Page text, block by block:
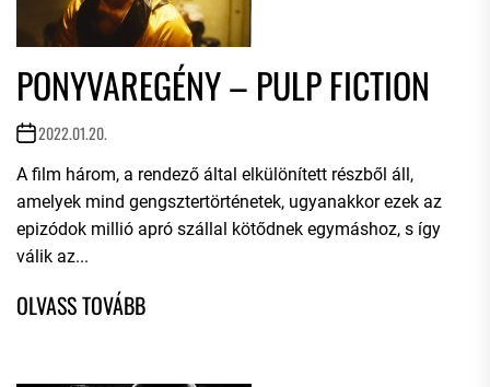
PONYVAREGÉNY – PULP FICTION
2022.01.20.
A film három, a rendező által elkülönített részből áll,
amelyek mind gengsztertörténetek, ugyanakkor ezek az
epizódok millió apró szállal kötődnek egymáshoz, s így
válik az...